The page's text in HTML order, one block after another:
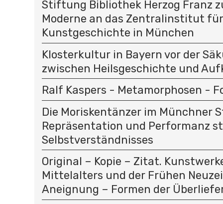
G
A
T
I
O
N
Stiftung Bibliothek Herzog Franz
Moderne an das Zentralinstitut für
Kunstgeschichte in München
Klosterkultur in Bayern vor der
zwischen Heilsgeschichte und
Ralf Kaspers - Metamorphosen -
Die Moriskentänzer im Münchner
Repräsentation und Performanz
Selbstverständnisses
Original – Kopie – Zitat.
Mittelalters und der Frühen
Aneignung – Formen der